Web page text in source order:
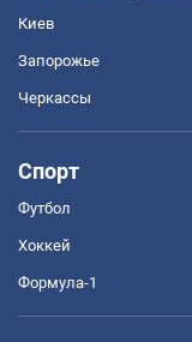
Киев
Запорожье
Черкассы
Спорт
Футбол
Хоккей
Формула-1